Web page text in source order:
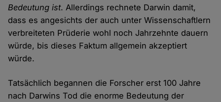
Bedeutung ist. Allerdings rechnete Darwin damit,
dass es angesichts der auch unter Wissenschaftlern
verbreiteten Prüderie wohl noch Jahrzehnte dauern
würde, bis dieses Faktum allgemein akzeptiert
würde.
Tatsächlich begannen die Forscher erst 100 Jahre
nach Darwins Tod die enorme Bedeutung der